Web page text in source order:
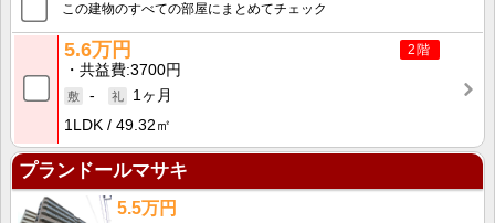
この建物のすべての部屋にまとめてチェック
2階
5.6万円
共益費 3700円
-
1ヶ月
1LDK
49.32㎡
プランドールマサキ
5.5万円